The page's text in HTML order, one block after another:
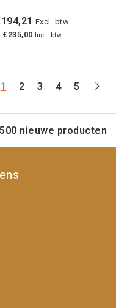
Excl. btw
€235,00
Incl. btw
1 2 3 4 5
nieuwe producten